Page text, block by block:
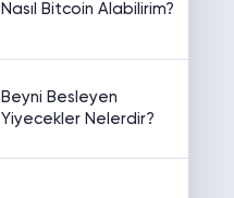
Nasıl Bitcoin Alabilirim?
Beyni Besleyen
Yiyecekler Nelerdir?